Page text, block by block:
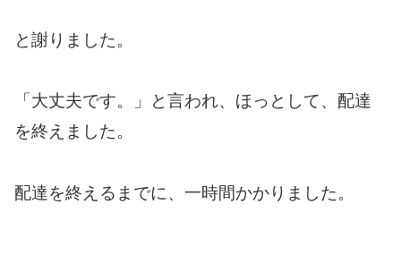
と謝りました。
「大丈夫です。」と言われ、ほっとして、配達
を終えました。
配達を終えるまでに、一時間かかりました。